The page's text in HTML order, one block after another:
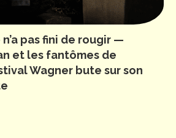
pas fini de rougir —
et les fantômes de
Wagner bute sur son